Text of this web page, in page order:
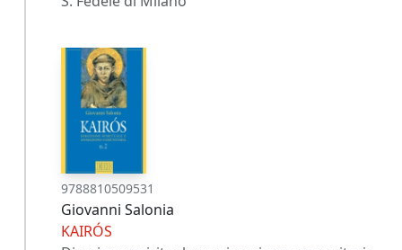
9788810509531
Giovanni Salonia
KAIRÓS